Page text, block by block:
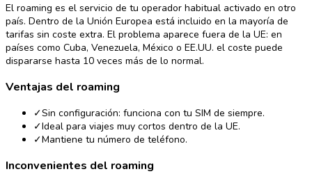
El roaming es el servicio de tu operador habitual activado en otro
país. Dentro de la Unión Europea está incluido en la mayoría de
tarifas sin coste extra. El problema aparece fuera de la UE: en
países como Cuba, Venezuela, México o EE.UU. el coste puede
dispararse hasta 10 veces más de lo normal.
Ventajas del roaming
✓Sin configuración: funciona con tu SIM de siempre.
✓Ideal para viajes muy cortos dentro de la UE.
✓Mantiene tu número de teléfono.
Inconvenientes del roaming